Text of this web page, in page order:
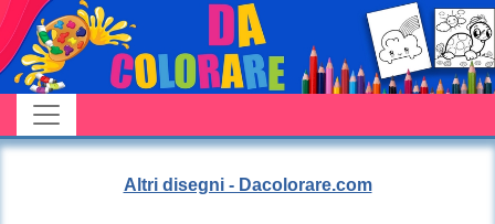
Altri disegni - Dacolorare.com